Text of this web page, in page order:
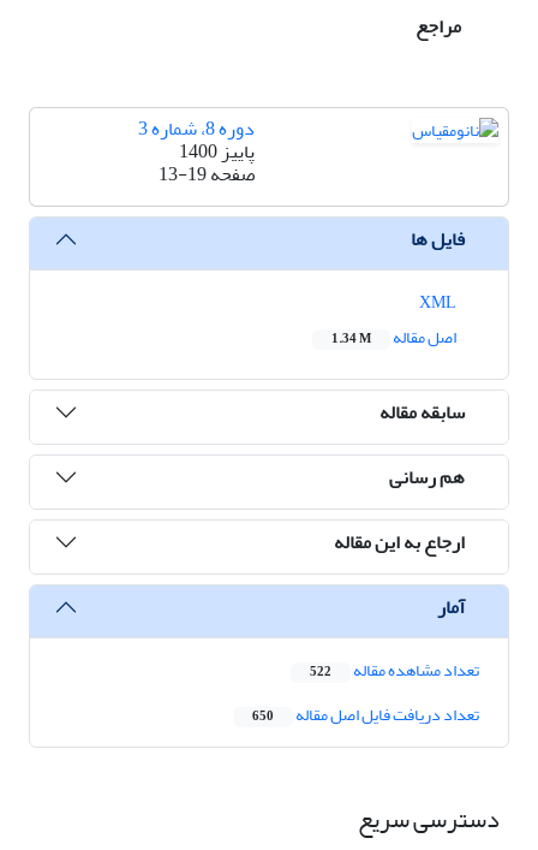
مراجع
دوره 8، شماره 3
پاییز 1400
صفحه13-19
فایل ها
اصل مقاله
1.34 M
سابقه مقاله
هم رسانی
ارجاع به این مقاله
آمار
تعداد مشاهده مقاله 522
تعداد دریافت فایل اصل مقاله 650
دسترسی سریع